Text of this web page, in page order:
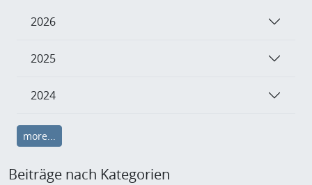
2026
2025
2024
more...
Beiträge nach Kategorien